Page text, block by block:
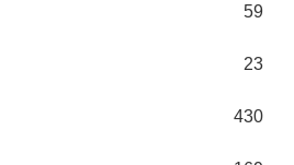
59
23
430